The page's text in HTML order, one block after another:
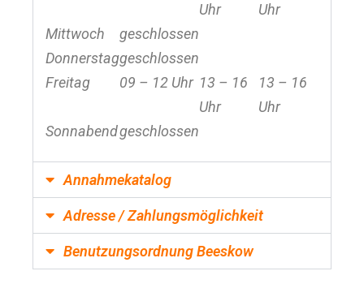
Uhr
Uhr
Mittwoch
geschlossen
Donnerstaggeschlossen
Freitag
09 – 12 Uhr 13 – 16
Uhr
13 – 16
Uhr
Sonnabendgeschlossen
Annahmekatalog
Adresse / Zahlungsmöglichkeit
Benutzungsordnung Beeskow